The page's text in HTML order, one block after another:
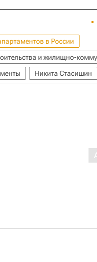
в России
и жилищно-
Никита Стасишин